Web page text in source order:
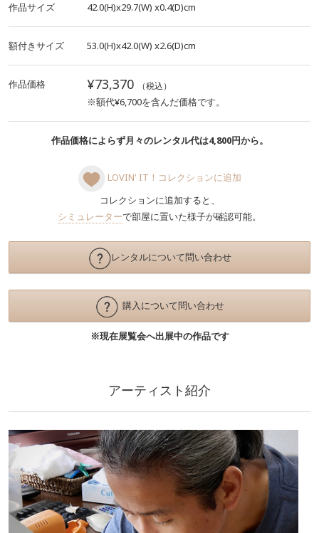
作品サイズ 42.0(H)x29.7(W) x0.4(D)cm
額付きサイズ 53.0(H)x42.0(W) x2.6(D)cm
作品価格 ¥73,370 （税込）
※額代¥6,700を含んだ価格です。
作品価格によらず月々のレンタル代は4,800円から。
LOVIN' IT！コレクションに追加
コレクションに追加すると、
シミュレーターで部屋に置いた様子が確認可能。
レンタルについて問い合わせ
購入について問い合わせ
※現在展覧会へ出展中の作品です
アーティスト紹介